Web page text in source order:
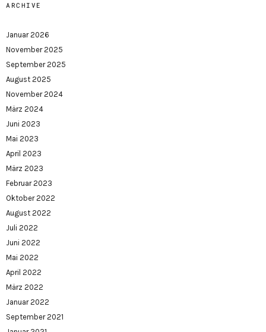
ARCHIVE
Januar 2026
November 2025
September 2025
August 2025
November 2024
März 2024
Juni 2023
Mai 2023
April 2023
März 2023
Februar 2023
Oktober 2022
August 2022
Juli 2022
Juni 2022
Mai 2022
April 2022
März 2022
Januar 2022
September 2021